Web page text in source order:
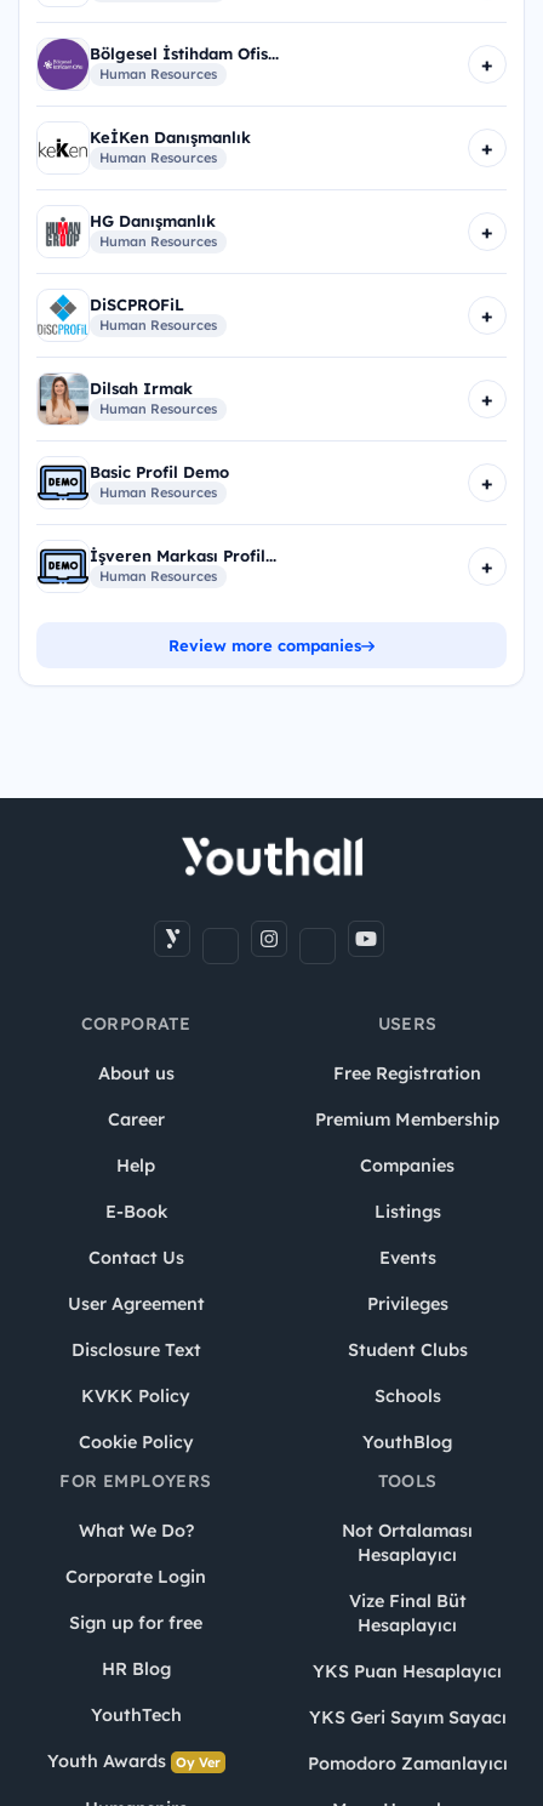
Bölgesel İstihdam Ofis...
Human Resources +
KeİKen Danışmanlık
Human Resources +
HG Danışmanlık
Human Resources +
DiSCPROFiL
Human Resources +
Dilsah Irmak
Human Resources +
Basic Profil Demo
Human Resources +
İşveren Markası Profil...
Human Resources +
Review more companies
CORPORATE
About us
Career
Help
E-Book
Contact Us
User Agreement
Disclosure Text
KVKK Policy
Cookie Policy
USERS
Free Registration
Premium Membership
Companies
Listings
Events
Privileges
Student Clubs
Schools
YouthBlog
FOR EMPLOYERS
What We Do?
Corporate Login
Sign up for free
HR Blog
YouthTech
Youth Awards Oy Ver
TOOLS
Not Ortalaması
Hesaplayıcı
Vize Final Büt
Hesaplayıcı
YKS Puan Hesaplayıcı
YKS Geri Sayım Sayacı
Pomodoro Zamanlayıcı